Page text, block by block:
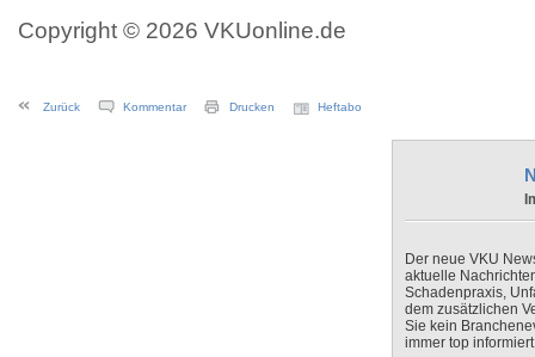
Copyright © 2026 VKUonline.de
Zurück Kommentar Drucken Heftabo
Der neue VKU
aktuelle
Schadenpraxis,
dem zusätzlichen
Sie kein
immer top